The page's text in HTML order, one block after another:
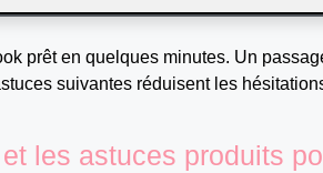
prêt en quelques minutes. Un
suivantes réduisent les
les astuces produits